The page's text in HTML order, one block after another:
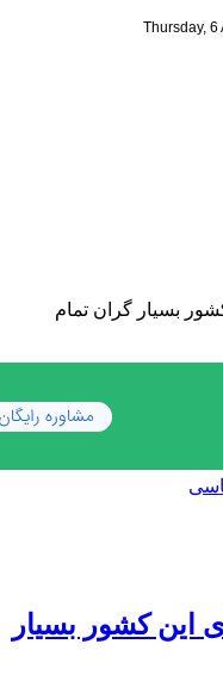
Thursday, 6
بسیار گران تمام
این کشور بسیار